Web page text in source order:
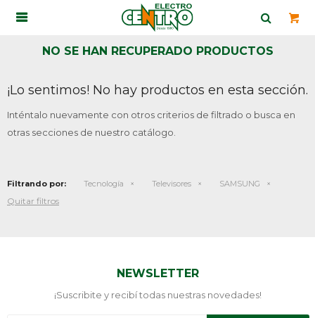

NO SE HAN RECUPERADO PRODUCTOS
¡Lo sentimos! No hay productos en esta sección.
Inténtalo nuevamente con otros criterios de filtrado o busca en
otras secciones de nuestro catálogo.
Filtrando por: Tecnología Televisores SAMSUNG
Quitar filtros
NEWSLETTER
¡Suscribite y recibí todas nuestras novedades!